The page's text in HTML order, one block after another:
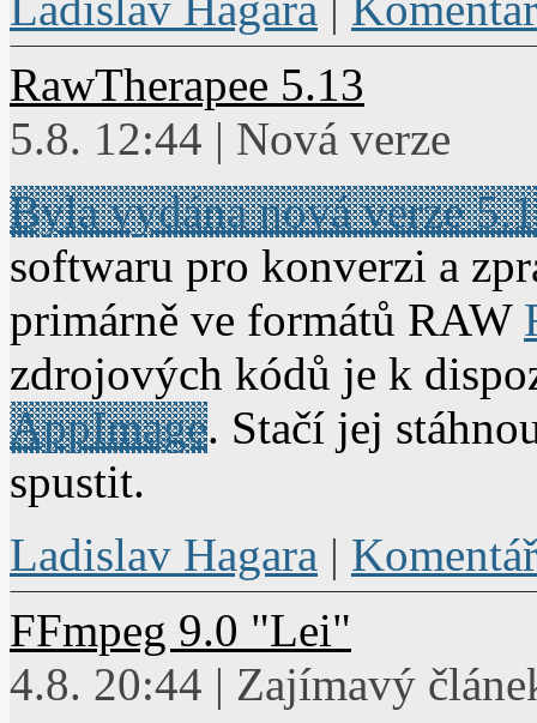
RawTherapee 5.13
5.8. 12:44 | Nová verze
Byla vydána nová verze
softwaru pro konverzi a
primárně ve formátů RAW
zdrojových kódů je k
AppImage. Stačí jej
spustit.
Ladislav Hagara |
FFmpeg 9.0 "Lei"
4.8. 20:44 | Zajímavý